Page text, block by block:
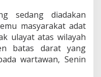
sedang diadakan
masyarakat adat
ulayat atas wilayah
batas darat yang
wartawan, Senin